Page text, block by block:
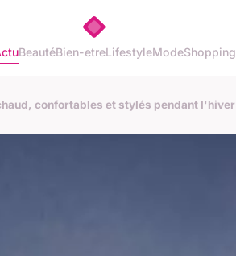
BeautéBien-etreLifestyleModeShopping
confortables et stylés pendant l'hiver